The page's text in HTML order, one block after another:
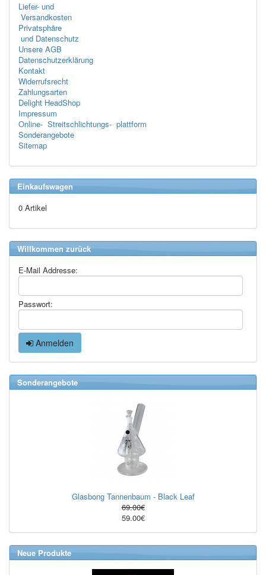
Liefer- und
Versandkosten
Privatsphäre
und Datenschutz
Unsere AGB
Datenschutzerklärung
Kontakt
Widerrufsrecht
Zahlungsarten
Delight HeadShop
Impressum
Online- Streitschlichtungs- plattform
Sonderangebote
Sitemap
Einkaufswagen
0 Artikel
Willkommen zurück
E-Mail Addresse:
Passwort:
Anmelden
Sonderangebote
Glasbong Tannenbaum - Black Leaf
69.00€
59.00€
Neue Produkte